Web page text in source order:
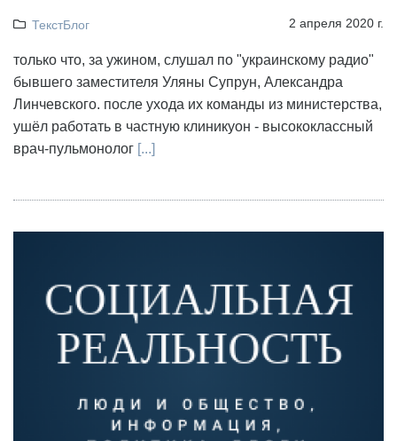
ТекстБлог 2 апреля 2020 г.
только что, за ужином, слушал по "украинскому радио"
бывшего заместителя Уляны Супрун, Александра
Линчевского. после ухода их команды из министерства,
ушёл работать в частную клиникуон - высококлассный
врач-пульмонолог [...]